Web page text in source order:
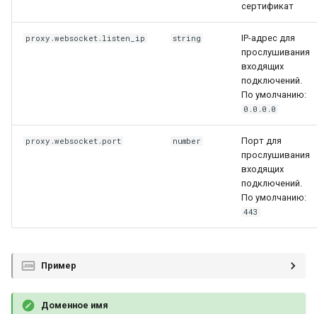
сертификат
proxy.websocket.listen_ip string
IP-адрес для
прослушивания
входящих
подключений.
По умолчанию:
0.0.0.0
proxy.websocket.port number
Порт для
прослушивания
входящих
подключений.
По умолчанию:
443
Пример
Доменное имя